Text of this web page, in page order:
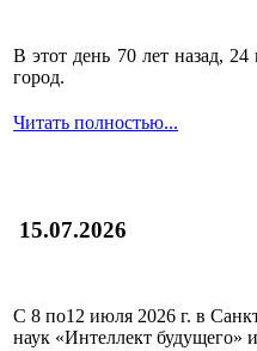
В этот день 70 лет назад,
город.
Читать полностью...
15.07.2026
С 8 по12 июля 2026 г. в
наук «Интеллект